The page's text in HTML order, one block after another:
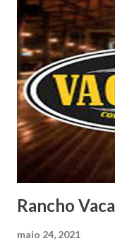
Rancho
maio 24, 2021